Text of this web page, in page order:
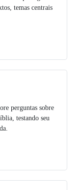
temas centrais
perguntas sobre
testando seu